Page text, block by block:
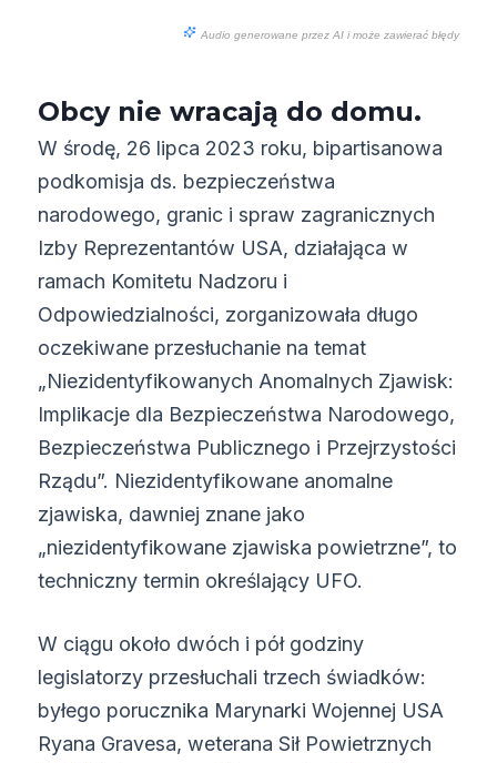
Audio generowane przez AI i może zawierać błędy
Obcy nie wracają do domu.
W środę, 26 lipca 2023 roku, bipartisanowa
podkomisja ds. bezpieczeństwa
narodowego, granic i spraw zagranicznych
Izby Reprezentantów USA, działająca w
ramach Komitetu Nadzoru i
Odpowiedzialności, zorganizowała długo
oczekiwane przesłuchanie na temat
„Niezidentyfikowanych Anomalnych Zjawisk:
Implikacje dla Bezpieczeństwa Narodowego,
Bezpieczeństwa Publicznego i Przejrzystości
Rządu”. Niezidentyfikowane anomalne
zjawiska, dawniej znane jako
„niezidentyfikowane zjawiska powietrzne”, to
techniczny termin określający UFO.
W ciągu około dwóch i pół godziny
legislatorzy przesłuchali trzech świadków:
byłego porucznika Marynarki Wojennej USA
Ryana Gravesa, weterana Sił Powietrznych